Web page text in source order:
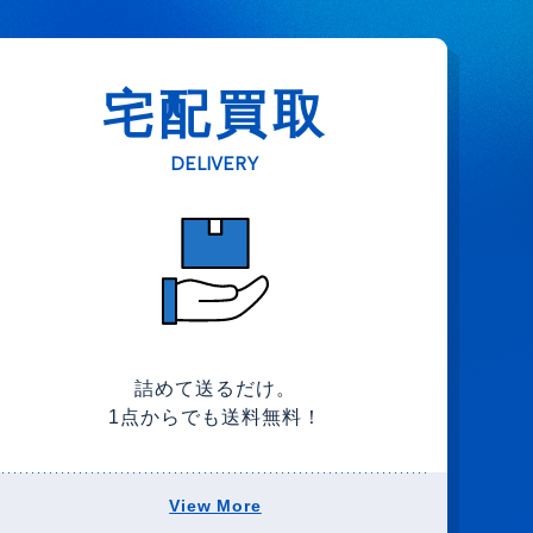
宅配買取
DELIVERY
詰めて送るだけ。
1点からでも送料無料！
View More